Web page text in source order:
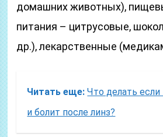
домашних животных),
питания – цитрусовые,
др.), лекарственные
Читать еще: Что делать если
и болит после линз?